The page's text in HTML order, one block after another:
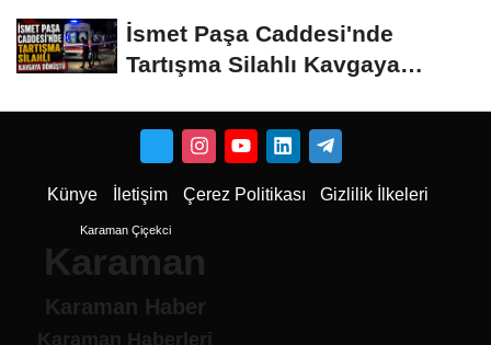
İsmet Paşa Caddesi'nde
Tartışma Silahlı Kavgaya
Künye İletişim Çerez Politikası Gizlilik İlkeleri
Karaman Çiçekci
Karaman
Karaman Haber
Karaman Haberleri